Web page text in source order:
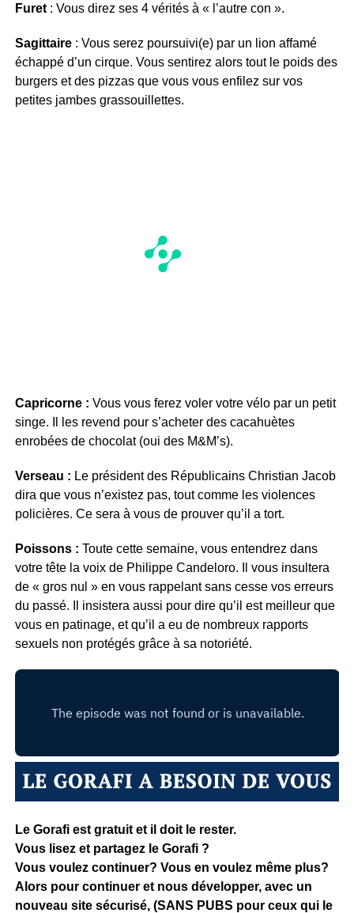
Furet : Vous direz ses 4 vérités à « l’autre con ».
Sagittaire: Vous serez poursuivi(e) par un lion affamé
échappé d’un cirque. Vous sentirez alors tout le poids des
burgers et des pizzas que vous vous enfilez sur vos
petites jambes grassouillettes.
Capricorne : Vous vous ferez voler votre vélo par un petit
singe. Il les revend pour s’acheter des cacahuètes
enrobées de chocolat (oui des M&M’s).
Verseau : Le président des Républicains Christian Jacob
dira que vous n’existez pas, tout comme les violences
policières. Ce sera à vous de prouver qu’il a tort.
Poissons : Toute cette semaine, vous entendrez dans
votre tête la voix de Philippe Candeloro. Il vous insultera
de « gros nul » en vous rappelant sans cesse vos erreurs
du passé. Il insistera aussi pour dire qu’il est meilleur que
vous en patinage, et qu’il a eu de nombreux rapports
sexuels non protégés grâce à sa notoriété.
Le Gorafi est gratuit et il doit le rester.
Vous lisez et partagez le Gorafi ?
Vous voulez continuer? Vous en voulez même plus?
Alors pour continuer et nous développer, avec un
nouveau site sécurisé, (SANS PUBS pour ceux qui le